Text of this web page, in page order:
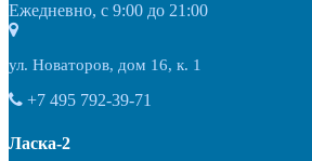
Ежедневно, с 9:00 до 21:00
ул. Новаторов, дом 16, к. 1
+7 495 792-39-71
Ласка-2